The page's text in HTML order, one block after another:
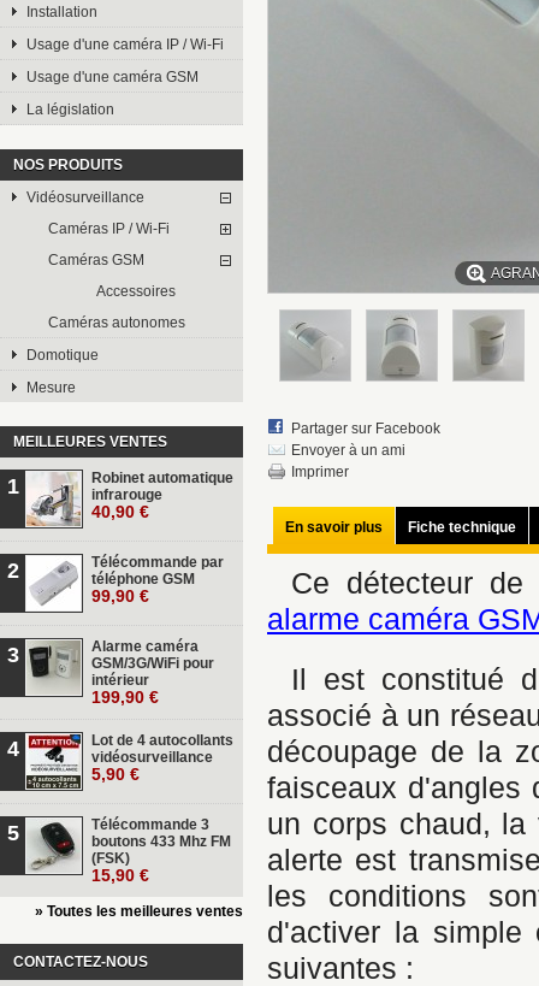
Installation
Usage d'une caméra IP / Wi-Fi
Usage d'une caméra GSM
La législation
NOS PRODUITS
Vidéosurveillance
Caméras IP / Wi-Fi
Caméras GSM
Accessoires
Caméras autonomes
Domotique
Mesure
MEILLEURES VENTES
1
Robinet automatique
infrarouge
40,90 €
2
Télécommande par
téléphone GSM
99,90 €
3
Alarme caméra
GSM/3G/WiFi pour
intérieur
199,90 €
4
Lot de 4 autocollants
vidéosurveillance
5,90 €
5
Télécommande 3
boutons 433 Mhz FM
(FSK)
15,90 €
» Toutes les meilleures ventes
CONTACTEZ-NOUS
Partager sur Facebook
Envoyer à un ami
Imprimer
En savoir plus Fiche technique
Ce détecteur de
alarme caméra
Il est constitué
associé à un
découpage de la
faisceaux d'angles
un corps chaud, la
alerte est
les conditions
d'activer la simple
suivantes :